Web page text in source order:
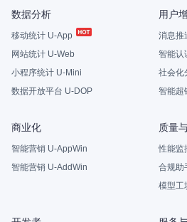
数据分析
移动统计 U-App
网站统计 U-Web
小程序统计 U-Mini
数据开放平台 U-DOP
用户
消息推
智能认
社会化
智能超
商业化
智能营销 U-AppWin
智能营销 U-AddWin
质量
性能监
合规助
模型工